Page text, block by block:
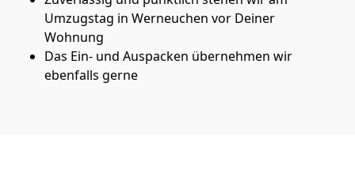
Umzugstag in Werneuchen vor Deiner
Wohnung
Das Ein- und Auspacken übernehmen wir
ebenfalls gerne